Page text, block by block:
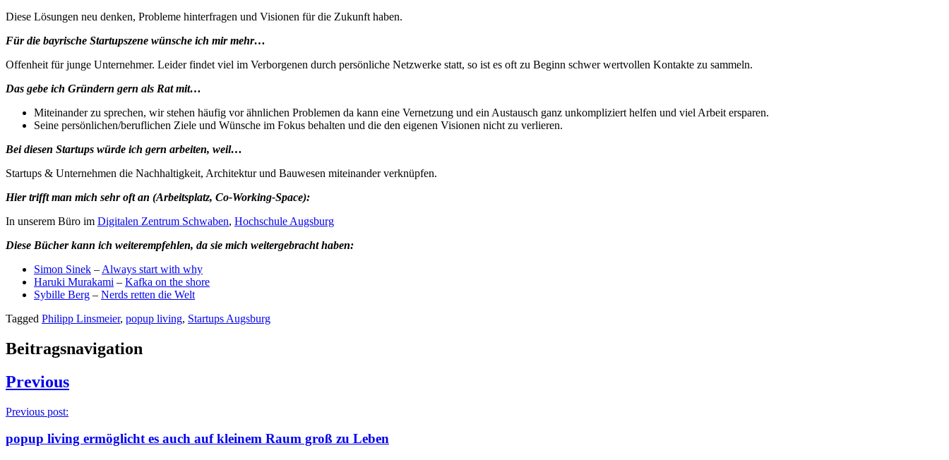
Diese Lösungen neu denken, Probleme hinterfragen und Visionen für die Zukunft haben.
Für die bayrische Startupszene wünsche ich mir mehr…
Offenheit für junge Unternehmer. Leider findet viel im Verborgenen durch persönliche Netzwerke statt, so ist es oft zu Beginn schwer wertvollen Kontakte zu sammeln.
Das gebe ich Gründern gern als Rat mit…
Miteinander zu sprechen, wir stehen häufig vor ähnlichen Problemen da kann eine Vernetzung und ein Austausch ganz unkompliziert helfen und viel Arbeit ersparen.
Seine persönlichen/beruflichen Ziele und Wünsche im Fokus behalten und die den eigenen Visionen nicht zu verlieren.
Bei diesen Startups würde ich gern arbeiten, weil…
Startups & Unternehmen die Nachhaltigkeit, Architektur und Bauwesen miteinander verknüpfen.
Hier trifft man mich sehr oft an (Arbeitsplatz, Co-Working-Space):
In unserem Büro im Digitalen Zentrum Schwaben, Hochschule Augsburg
Diese Bücher kann ich weiterempfehlen, da sie mich weitergebracht haben:
Simon Sinek – Always start with why
Haruki Murakami – Kafka on the shore
Sybille Berg – Nerds retten die Welt
Tagged Philipp Linsmeier, popup living, Startups Augsburg
Beitragsnavigation
Previous
Previous post:
popup living ermöglicht es auch auf kleinem Raum groß zu Leben